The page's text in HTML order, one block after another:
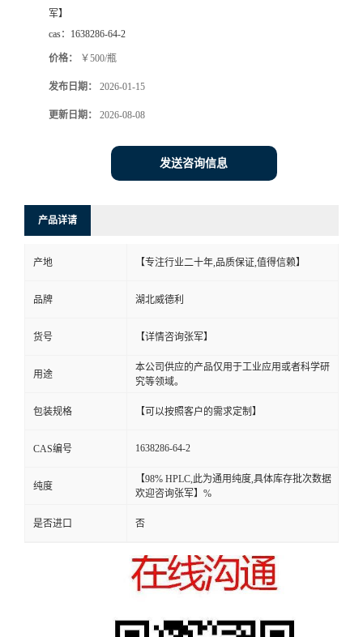
军】
cas： 1638286-64-2
价格： ￥500/瓶
发布日期： 2026-01-15
更新日期： 2026-08-08
发送咨询信息
产品详请
产地 【专注行业二十年,品质保证,值得信赖】
品牌 湖北威德利
货号 【详情咨询张军】
用途
本公司供应的产品仅用于工业应用或者科学研
究等领域。
包装规格 【可以按照客户的需求定制】
CAS编号 1638286-64-2
纯度
【98% HPLC,此为通用纯度,具体库存批次数据
欢迎咨询张军】%
是否进口 否